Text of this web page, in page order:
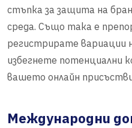
стъпка за защита на
среда. Също така е
регистрирате вариации
избегнете потенциални
вашето онлайн
Международни